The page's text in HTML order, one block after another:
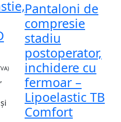
Pantaloni de
compresie
stadiu
postoperator,
inchidere cu
fermoar –
Lipoelastic TB
Comfort